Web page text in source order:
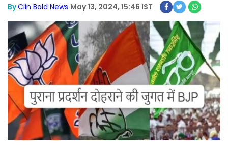
ByClin Bold News May 13, 2024, 15:46 IST